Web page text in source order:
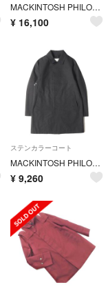
MACKINTOSH PHILOSOPHY ステンカラーウールコート 美品 36
¥ 16,100
ステンカラーコート
MACKINTOSH PHILOSOPHY マッキントッシュ フィロソフィー コート ヘザーグレー サイズ:40 | ポリ ステンカラーコート | アウター ジャケット 上着【メンズ】【中古】
¥ 9,260